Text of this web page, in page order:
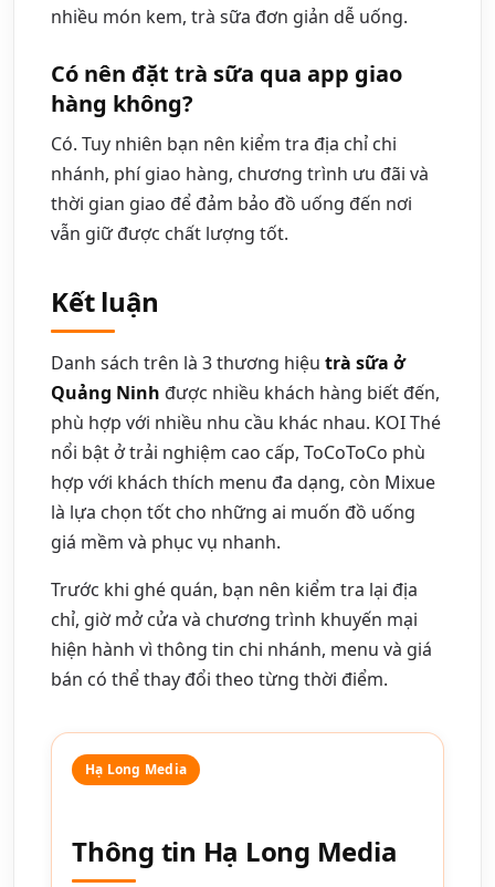
nhiều món kem, trà sữa đơn giản dễ uống.
Có nên đặt trà sữa qua app giao
hàng không?
Có. Tuy nhiên bạn nên kiểm tra địa chỉ chi
nhánh, phí giao hàng, chương trình ưu đãi và
thời gian giao để đảm bảo đồ uống đến nơi
vẫn giữ được chất lượng tốt.
Kết luận
Danh sách trên là 3 thương hiệu trà sữa ở
Quảng Ninh được nhiều khách hàng biết đến,
phù hợp với nhiều nhu cầu khác nhau. KOI Thé
nổi bật ở trải nghiệm cao cấp, ToCoToCo phù
hợp với khách thích menu đa dạng, còn Mixue
là lựa chọn tốt cho những ai muốn đồ uống
giá mềm và phục vụ nhanh.
Trước khi ghé quán, bạn nên kiểm tra lại địa
chỉ, giờ mở cửa và chương trình khuyến mại
hiện hành vì thông tin chi nhánh, menu và giá
bán có thể thay đổi theo từng thời điểm.
Thông tin Hạ Long Media